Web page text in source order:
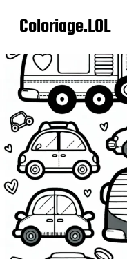
Coloriage.LOL